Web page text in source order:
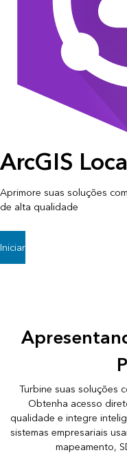
ArcGIS
Aprimore suas soluções
de alta qualidade
Iniciar
Turbine suas soluções
Obtenha acesso
qualidade e integre
sistemas empresariais
mapeamento,